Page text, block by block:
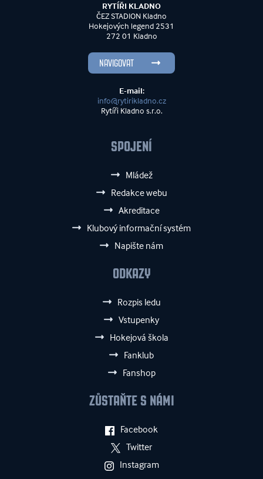
RYTÍŘI KLADNO
ČEZ STADION Kladno
Hokejových legend 2531
272 01 Kladno
NAVIGOVAT
E-mail:
info@rytirikladno.cz
Rytíři Kladno s.r.o.
SPOJENÍ
Mládež
Redakce webu
Akreditace
Klubový informační systém
Napište nám
ODKAZY
Rozpis ledu
Vstupenky
Hokejová škola
Fanklub
Fanshop
ZŮSTAŇTE S NÁMI
Facebook
Twitter
Instagram